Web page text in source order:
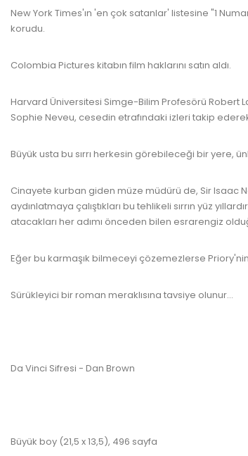
New York Times'ın 'en çok satanlar' listesine "1
korudu.
Colombia Pictures kitabın film haklarını satın aldı.
Harvard Üniversitesi Simge-Bilim Profesörü Robert
Sophie Neveu, cesedin etrafındaki izleri takip
Büyük usta bu sırrı herkesin görebileceği bir yere,
Cinayete kurban giden müze müdürü de, Sir Isaac
aydınlatmaya çalıştıkları bu tehlikeli sırrın yüz
atacakları her adımı önceden bilen esrarengiz
Eğer bu karmaşık bilmeceyi çözemezlerse
Sürükleyici bir roman meraklısına tavsiye olunur...
Da Vinci Sifresi - Dan Brown
Büyük boy (21,5 x 13,5), 496 sayfa